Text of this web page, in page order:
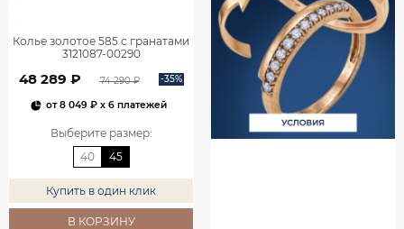
Колье золотое 585 с гранатами
3121087-00290
48 289 ₽ 74 290 ₽ -35%
от8 049 ₽ x 6 платежей
Выберите размер:
40
45
Купить в один клик
В КОРЗИНУ